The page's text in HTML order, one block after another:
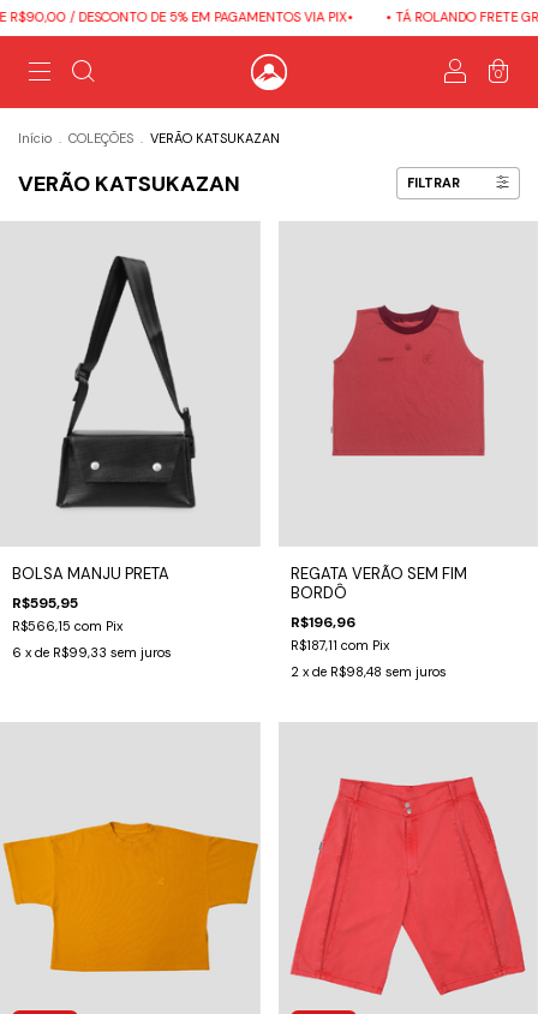
/ DESCONTO DE 5% EM PAGAMENTOS VIA PIX• • TÁ ROLANDO FRETE
0
Início . COLEÇÕES . VERÃO KATSUKAZAN
VERÃO KATSUKAZAN FILTRAR
BOLSA MANJU PRETA
R$595,95
R$566,15 com Pix
6 x de R$99,33 sem juros
REGATA VERÃO SEM FIM
BORDÔ
R$196,96
R$187,11 com Pix
2 x de R$98,48 sem juros